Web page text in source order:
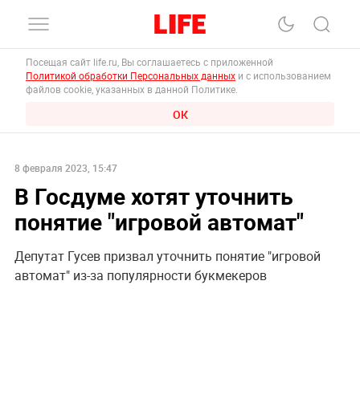
Посещая сайт life.ru, Вы соглашаетесь с приложенной
Политикой обработки Персональных данных и с использованием
файлов cookie, указанных в данной Политике.
ОК
8 февраля 2023, 15:47
В Госдуме хотят уточнить
понятие "игровой автомат"
Депутат Гусев призвал уточнить понятие "игровой
автомат" из-за популярности букмекеров